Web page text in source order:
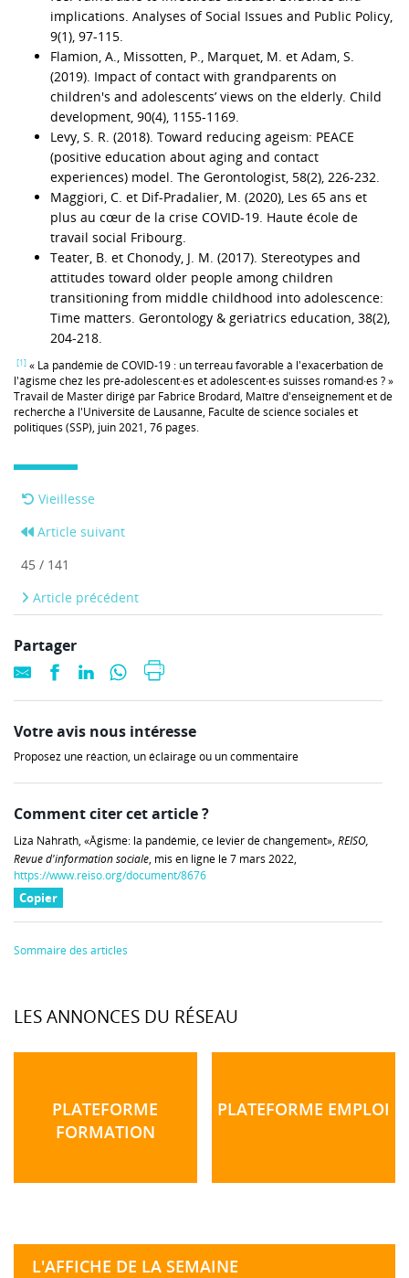
implications. Analyses of Social Issues and Public Policy,
9(1), 97-115.
Flamion, A., Missotten, P., Marquet, M. et Adam, S.
(2019). Impact of contact with grandparents on
children's and adolescents’ views on the elderly. Child
development, 90(4), 1155-1169.
Levy, S. R. (2018). Toward reducing ageism: PEACE
(positive education about aging and contact
experiences) model. The Gerontologist, 58(2), 226-232.
Maggiori, C. et Dif-Pradalier, M. (2020), Les 65 ans et
plus au cœur de la crise COVID-19. Haute école de
travail social Fribourg.
Teater, B. et Chonody, J. M. (2017). Stereotypes and
attitudes toward older people among children
transitioning from middle childhood into adolescence:
Time matters. Gerontology & geriatrics education, 38(2),
204-218.
[1] « La pandémie de COVID-19 : un terreau favorable à l'exacerbation de
l'âgisme chez les pré-adolescent·es et adolescent·es suisses romand·es ? »
Travail de Master dirigé par Fabrice Brodard, Maître d'enseignement et de
recherche à l'Université de Lausanne, Faculté de science sociales et
politiques (SSP), juin 2021, 76 pages.
Vieillesse
Article suivant
45 / 141
Article précédent
Partager
Votre avis nous intéresse
Proposez une réaction, un éclairage ou un commentaire
Comment citer cet article ?
Liza Nahrath, «Âgisme: la pandémie, ce levier de changement», REISO,
Revue d'information sociale, mis en ligne le 7 mars 2022,
https://www.reiso.org/document/8676
Copier
Sommaire des articles
LES ANNONCES DU RÉSEAU
PLATEFORME
FORMATION
PLATEFORME EMPLOI
L'AFFICHE DE LA SEMAINE